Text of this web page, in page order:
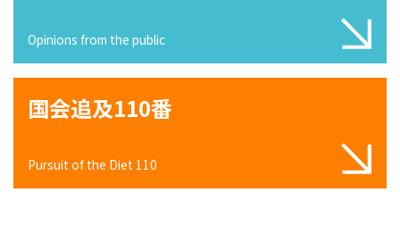
Opinions from the public
国会追及110番
Pursuit of the Diet 110